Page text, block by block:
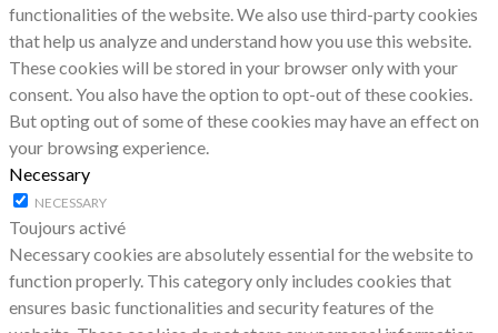
functionalities of the website. We also use third-party cookies
that help us analyze and understand how you use this website.
These cookies will be stored in your browser only with your
consent. You also have the option to opt-out of these cookies.
But opting out of some of these cookies may have an effect on
your browsing experience.
Necessary
NECESSARY
Toujours activé
Necessary cookies are absolutely essential for the website to
function properly. This category only includes cookies that
ensures basic functionalities and security features of the